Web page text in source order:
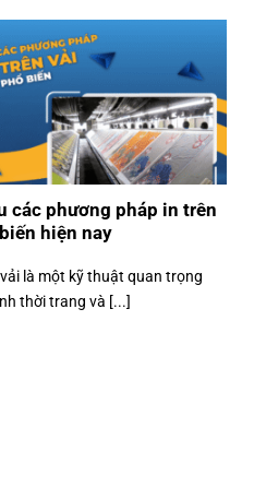
các phương pháp in trên
hiện nay
là một kỹ thuật quan trọng
thời trang và [...]